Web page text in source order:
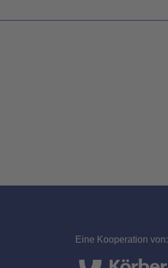
Eine Kooperation von: